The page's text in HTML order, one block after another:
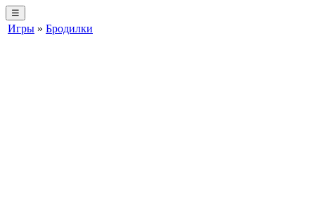
☰
Игры » Бродилки